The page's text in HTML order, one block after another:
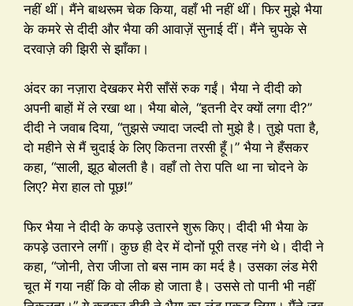
नहीं थीं। मैंने बाथरूम चेक किया, वहाँ भी नहीं थीं। फिर मुझे भैया
के कमरे से दीदी और भैया की आवाज़ें सुनाई दीं। मैंने चुपके से
दरवाज़े की झिरी से झाँका।
अंदर का नज़ारा देखकर मेरी साँसें रुक गईं। भैया ने दीदी को
अपनी बाहों में ले रखा था। भैया बोले, “इतनी देर क्यों लगा दी?”
दीदी ने जवाब दिया, “तुझसे ज्यादा जल्दी तो मुझे है। तुझे पता है,
दो महीने से मैं चुदाई के लिए कितना तरसी हूँ।” भैया ने हँसकर
कहा, “साली, झूठ बोलती है। वहाँ तो तेरा पति था ना चोदने के
लिए? मेरा हाल तो पूछ!”
फिर भैया ने दीदी के कपड़े उतारने शुरू किए। दीदी भी भैया के
कपड़े उतारने लगीं। कुछ ही देर में दोनों पूरी तरह नंगे थे। दीदी ने
कहा, “जोनी, तेरा जीजा तो बस नाम का मर्द है। उसका लंड मेरी
चूत में गया नहीं कि वो लीक हो जाता है। उससे तो पानी भी नहीं